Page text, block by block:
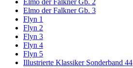
Elmo der Falkner Gb. 2
Elmo der Falkner Gb. 3
Flyn 1
Flyn 2
Flyn 3
Flyn 4
Flyn 5
Illustrierte Klassiker Sonderband 44